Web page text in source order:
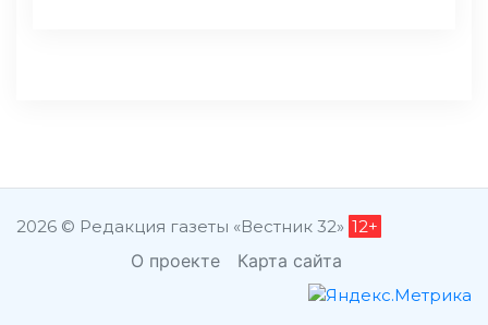
2026 © Редакция газеты «Вестник 32» 12+
О проекте Карта сайта